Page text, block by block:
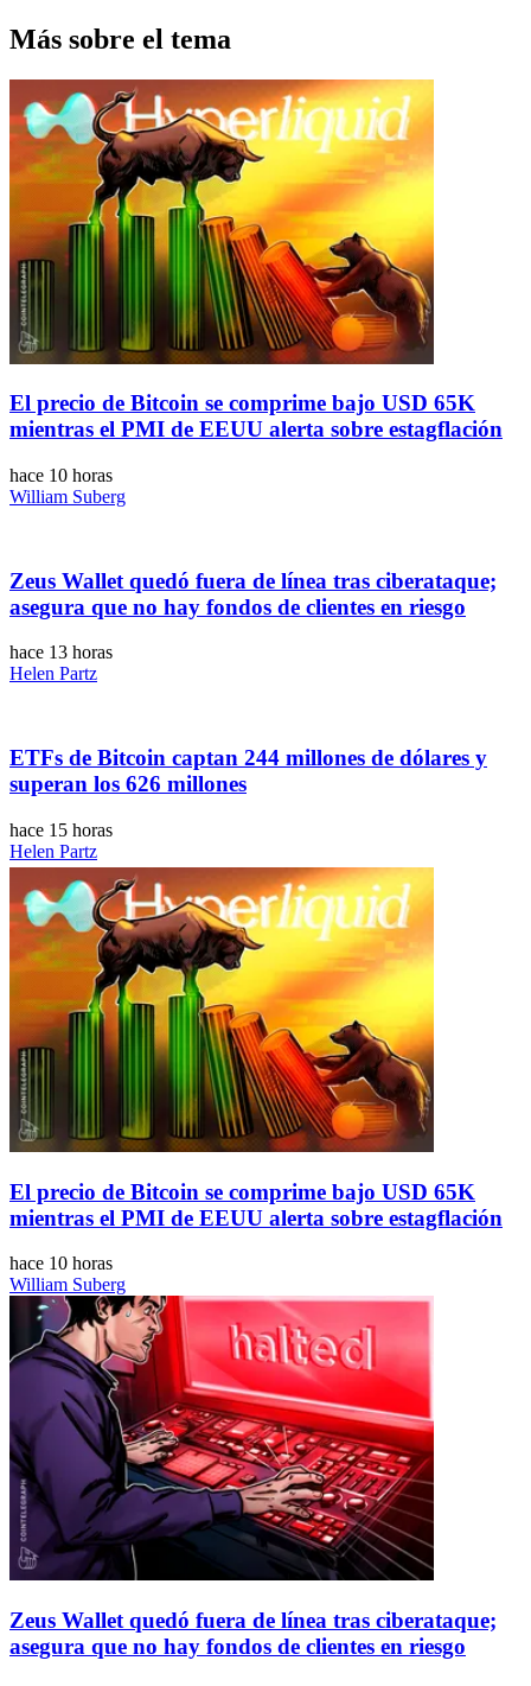
Más sobre el tema
El precio de Bitcoin se comprime bajo USD 65K
mientras el PMI de EEUU alerta sobre estagflación
hace 10 horas
William Suberg
Zeus Wallet quedó fuera de línea tras ciberataque;
asegura que no hay fondos de clientes en riesgo
hace 13 horas
Helen Partz
ETFs de Bitcoin captan 244 millones de dólares y
superan los 626 millones
hace 15 horas
Helen Partz
El precio de Bitcoin se comprime bajo USD 65K
mientras el PMI de EEUU alerta sobre estagflación
hace 10 horas
William Suberg
Zeus Wallet quedó fuera de línea tras ciberataque;
asegura que no hay fondos de clientes en riesgo